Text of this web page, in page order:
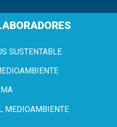
SUSTENTABLE
IMA
MEDIOAMBIENTE